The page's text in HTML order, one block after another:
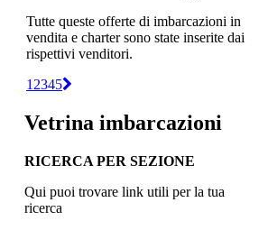
Tutte queste offerte di imbarcazioni in
vendita e charter sono state inserite dai
rispettivi venditori.
1 2345
Vetrina imbarcazioni
RICERCA PER SEZIONE
Qui puoi trovare link utili per la tua
ricerca